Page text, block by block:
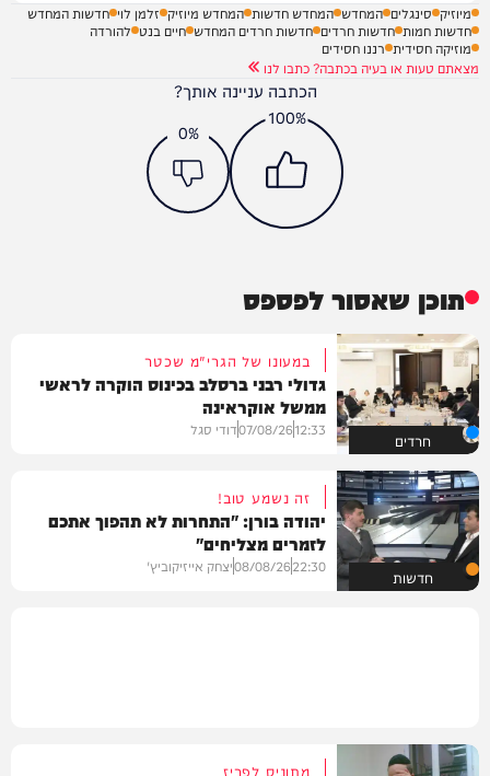
מיוזיק סינגלים המחדש המחדש חדשות המחדש מיוזיק זלמן לוי חדשות המחדש
חדשות חמות חדשות חרדים חדשות חרדים המחדש חיים בנט להורדה
מוזיקה חסידית רננו חסידים
מצאתם טעות או בעיה בכתבה? כתבו לנו
הכתבה עניינה אותך?
100%
0%
תוכן שאסור לפספס
חרדים
במעונו של הגרי"מ שכטר
גדולי רבני ברסלב בכינוס הוקרה לראשי
ממשל אוקראינה
12:33
07/08/26דודי סגל
חדשות
זה נשמע טוב!
יהודה בורן: "התחרות לא תהפוך אתכם
לזמרים מצליחים"
22:30
08/08/26יצחק אייזיקוביץ'
מתוניס לפריז